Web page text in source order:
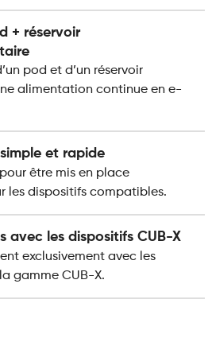
+ réservoir
pod et d’un réservoir
alimentation continue en e-
et rapide
être mis en place
les dispositifs compatibles.
avec les dispositifs CUB-X
exclusivement avec les
gamme CUB-X.